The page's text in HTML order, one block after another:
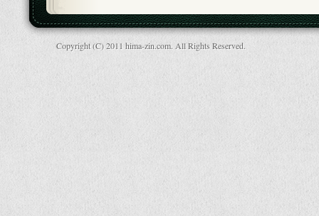
Copyright (C) 2011 hima-zin.com. All Rights Reserved.